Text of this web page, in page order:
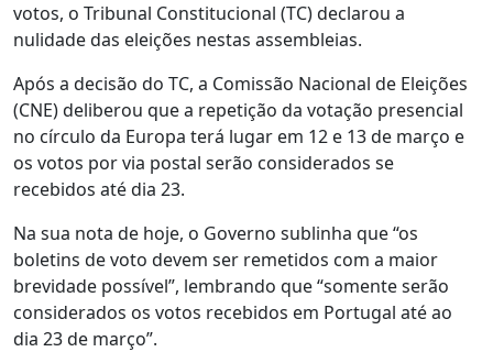
votos, o Tribunal Constitucional (TC) declarou a
nulidade das eleições nestas assembleias.
Após a decisão do TC, a Comissão Nacional de Eleições
(CNE) deliberou que a repetição da votação presencial
no círculo da Europa terá lugar em 12 e 13 de março e
os votos por via postal serão considerados se
recebidos até dia 23.
Na sua nota de hoje, o Governo sublinha que “os
boletins de voto devem ser remetidos com a maior
brevidade possível”, lembrando que “somente serão
considerados os votos recebidos em Portugal até ao
dia 23 de março”.